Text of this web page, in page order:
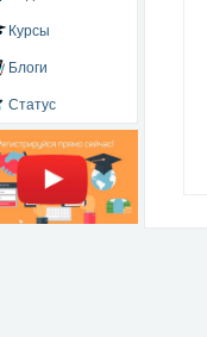
Курсы
Блоги
Статус